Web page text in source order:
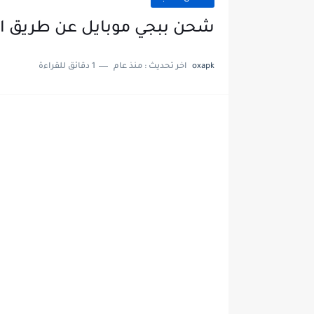
شحن ببجي موبايل عن طريق
oxapk اخر تحديث : منذ عام 1 دقائق للقراءة